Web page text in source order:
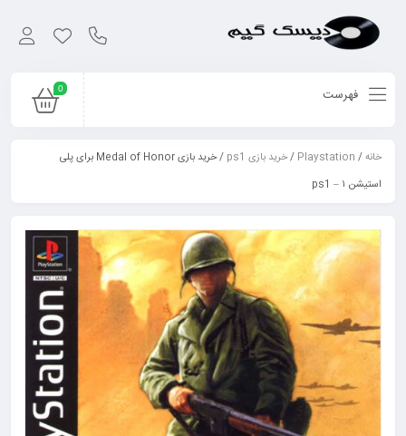
0 فهرست
خانه/
Playstation
/خرید بازی ps1
/ خرید بازی Medal of Honor برای پلی
استیشن ۱ – ps1